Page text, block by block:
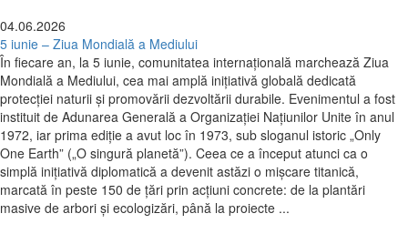
04.06.2026
5 iunie – Ziua Mondială a Mediului
În fiecare an, la 5 iunie, comunitatea internațională marchează Ziua
Mondială a Mediului, cea mai amplă inițiativă globală dedicată
protecției naturii și promovării dezvoltării durabile. Evenimentul a fost
instituit de Adunarea Generală a Organizației Națiunilor Unite în anul
1972, iar prima ediție a avut loc în 1973, sub sloganul istoric „Only
One Earth” („O singură planetă”). Ceea ce a început atunci ca o
simplă inițiativă diplomatică a devenit astăzi o mișcare titanică,
marcată în peste 150 de țări prin acțiuni concrete: de la plantări
masive de arbori și ecologizări, până la proiecte ...